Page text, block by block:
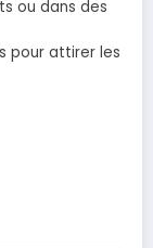
ou dans des
pour attirer les